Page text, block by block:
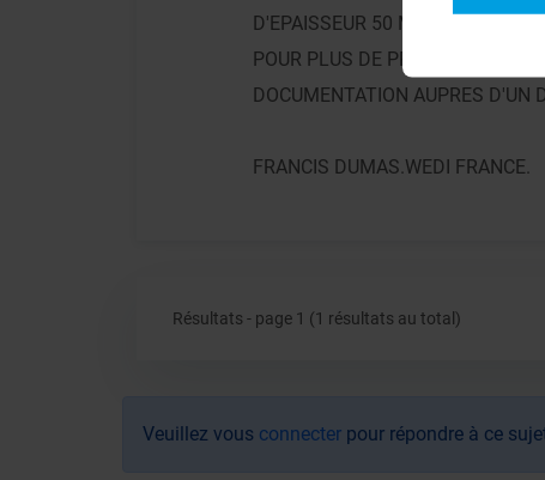
D'EPAISSEUR 50 MM. DISTANCE
POUR PLUS DE PRECISIONS
DOCUMENTATION AUPRES D'UN
FRANCIS DUMAS.WEDI FRANCE.
Résultats - page 1 (1 résultats au total)
Veuillez vous connecter pour répondre à ce